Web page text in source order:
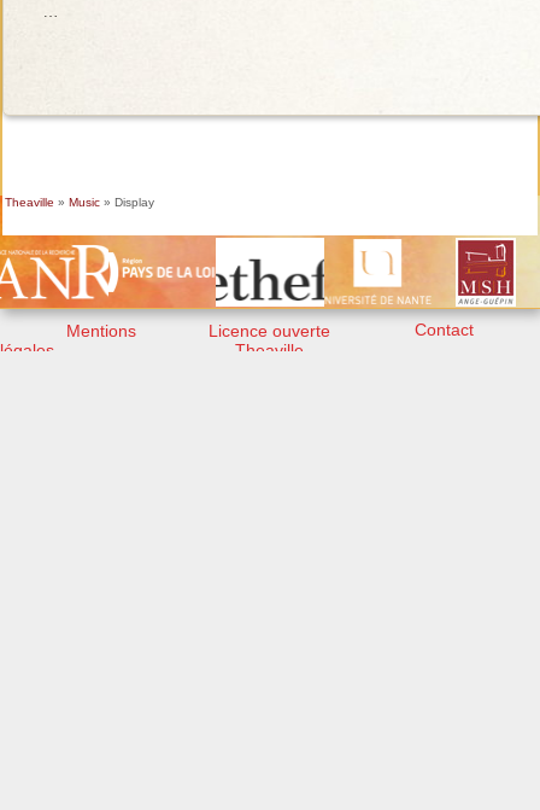
…
Theaville » Music» Display
Mentions
légales
Licence ouverte
Theaville
Contact